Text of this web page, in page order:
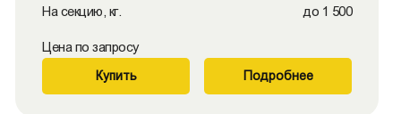
На секцию, кг. до 1 500
Цена по запросу
Купить Подробнее